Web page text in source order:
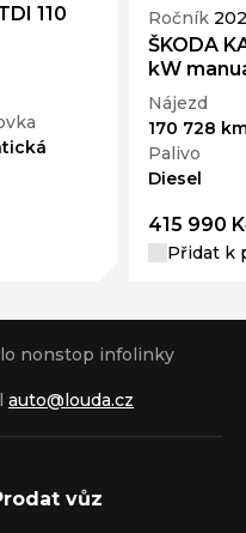
110
Ročník
ŠKODA
kW
Nájezd
170 728
Palivo
Diesel
415 990
Přidat k
nonstop infolinky
auto@louda.cz
vůz